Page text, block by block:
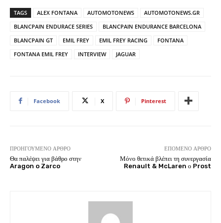
TAGS ALEX FONTANA AUTOMOTONEWS
AUTOMOTONEWS.GR
BLANCPAIN ENDURACE SERIES
BLANCPAIN ENDURANCE BARCELONA
BLANCPAIN GT
EMIL FREY EMIL FREY RACING
FONTANA
FONTANA EMIL FREY
INTERVIEW JAGUAR
Facebook X Pinterest
ΠΡΟΗΓΟΎΜΕΝΟ ΆΡΘΡΟ
Θα παλέψει για βάθρο στην
Aragon o Zarco
ΕΠΌΜΕΝΟ ΆΡΘΡΟ
Μόνο θετικά βλέπει τη συνεργασία
Renault & McLaren ο Prost